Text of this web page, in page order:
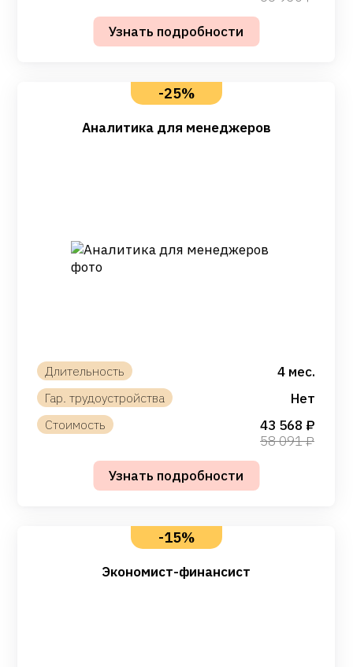
Аналитика для менеджеров
-25%
4 мес.
Нет
43 568
58 091
Экономист-финансист
-15%